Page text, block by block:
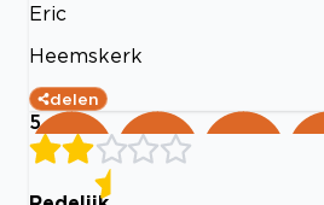
Eric
Heemskerk
delen
5